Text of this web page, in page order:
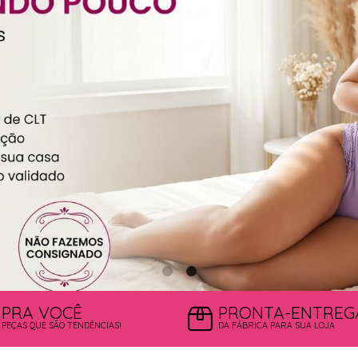
PRA VOCÊ
PEÇAS QUE SÃO TENDÊNCIAS!
PRONTA-
DA FÁBRICA PARA SUA LOJA